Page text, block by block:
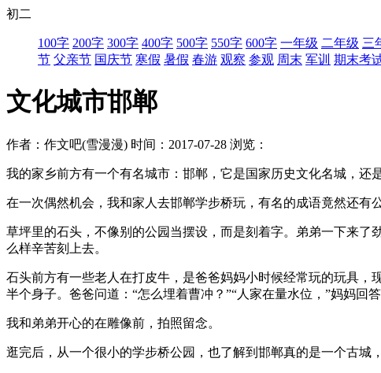
初二
100字 200字 300字 400字 500字 550字 600字 一年级 二年级 三
节 父亲节 国庆节 寒假 暑假 春游 观察 参观 周末 军训 期末考
文化城市邯郸
作者：作文吧(雪漫漫) 时间：2017-07-28 浏览：
我的家乡前方有一个有名城市：邯郸，它是国家历史文化名城，还
在一次偶然机会，我和家人去邯郸学步桥玩，有名的成语竟然还有
草坪里的石头，不像别的公园当摆设，而是刻着字。弟弟一下来
么样辛苦刻上去。
石头前方有一些老人在打皮牛，是爸爸妈妈小时候经常玩的玩具
半个身子。爸爸问道：“怎么埋着曹冲？”“人家在量水位，”妈妈回
我和弟弟开心的在雕像前，拍照留念。
逛完后，从一个很小的学步桥公园，也了解到邯郸真的是一个古城